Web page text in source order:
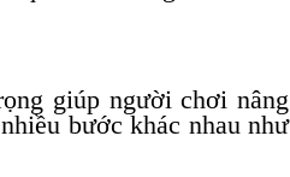
giúp người chơi nâng
bước khác nhau như